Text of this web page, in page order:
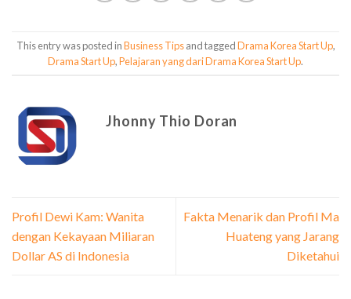
This entry was posted inBusiness Tipsand taggedDrama Korea Start Up,
Drama Start Up,Pelajaran yang dari Drama Korea Start Up.
Jhonny Thio Doran
Profil Dewi Kam: Wanita
dengan Kekayaan Miliaran
Dollar AS di Indonesia
Fakta Menarik dan Profil Ma
Huateng yang Jarang
Diketahui